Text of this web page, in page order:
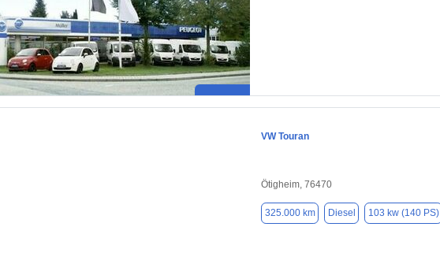
VW Touran
Ötigheim, 76470
325.000 km Diesel 103 kw (140 PS)